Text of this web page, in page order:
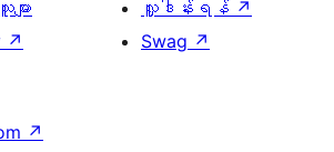
ား
↗
လှူဒါန်းရန် ↗
Swag ↗
↗